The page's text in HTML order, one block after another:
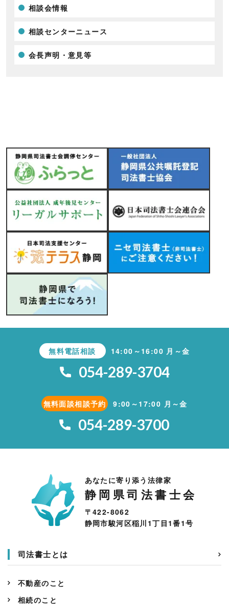
相談会情報
相談センターニュース
会長声明・意見等
無料電話相談 14:00～16:00 月～金
054-289-3704
無料面談相談予約 9:00～17:00 月～金
054-289-3700
あなたに寄り添う法律家
静岡県司法書士会
〒422-8062
静岡市駿河区稲川1丁目1番1号
司法書士とは
不動産のこと
相続のこと